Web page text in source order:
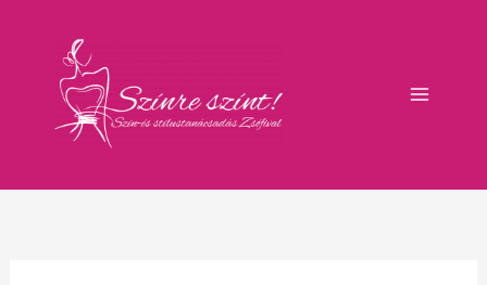
content